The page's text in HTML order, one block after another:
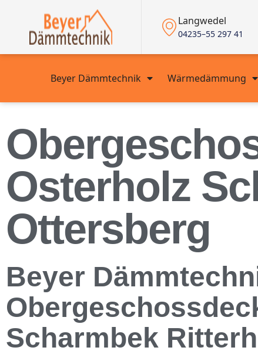
Langwedel
04235–55 297 41
Beyer Dämmtechnik Wärmedämmung
Osterholz
Ottersberg
Beyer
Scharmbek